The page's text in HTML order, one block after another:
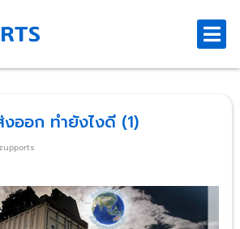
งออก ทำยังไงดี (1)
zupports